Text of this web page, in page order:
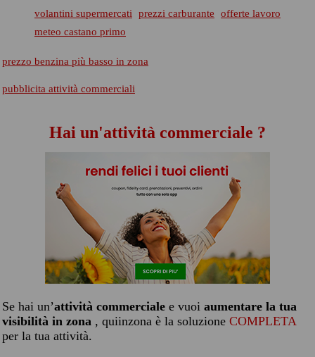
volantini supermercati prezzi carburante
offerte lavoro
meteo castano primo
prezzo benzina più basso in zona
pubblicita attività commerciali
Hai un'attività commerciale ?
Se hai un’attività commerciale e vuoi aumentare la tua
visibilità in zona , quiinzona è la soluzione COMPLETA
per la tua attività.